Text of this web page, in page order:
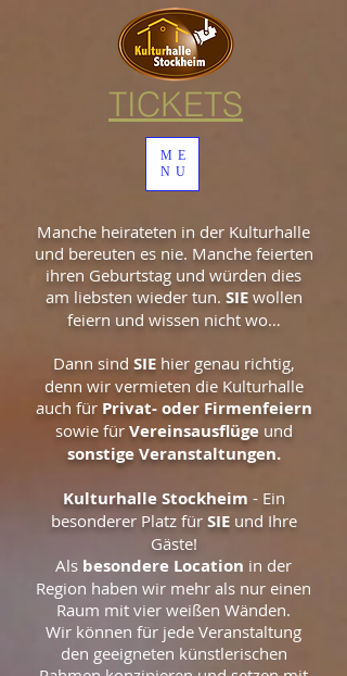
TICKETS
ME
NU
Manche heirateten in der Kulturhalle
und bereuten es nie. Manche feierten
ihren Geburtstag und würden dies
am liebsten wieder tun. SIEwollen
feiern und wissen nicht wo…
Dann sind SIEhier genau richtig,
denn wir vermieten die Kulturhalle
auch für Privat- oder Firmenfeiern
sowie für Vereinsausflügeund
sonstige Veranstaltungen.
Kulturhalle Stockheim - Ein
besonderer Platz für SIEund Ihre
Gäste!
Als besondere Location in der
Region haben wir mehr als nur einen
Raum mit vier weißen Wänden.
Wir können für jede Veranstaltung
den geeigneten künstlerischen